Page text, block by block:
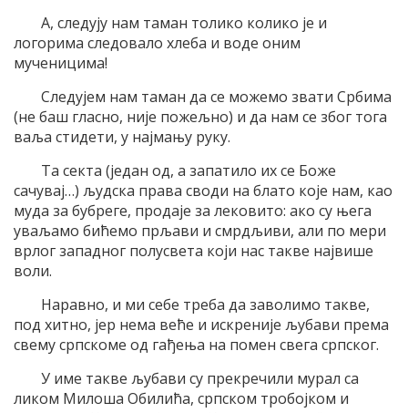
А, следују нам таман толико колико је и
логорима следовало хлеба и воде оним
мученицима!
Следујем нам таман да се можемо звати Србима
(не баш гласно, није пожељно) и да нам се због тога
ваља стидети, у најмању руку.
Та секта (један од, а запатило их се Боже
сачувај…) људска права своди на блато које нам, као
муда за бубреге, продаје за лековито: ако су њега
уваљамо бићемо прљави и смрдљиви, али по мери
врлог западног полусвета који нас такве највише
воли.
Наравно, и ми себе треба да заволимо такве,
под хитно, јер нема веће и искреније љубави према
свему српскоме од гађења на помен свега српског.
У име такве љубави су прекречили мурал са
ликом Милоша Обилића, српском тробојком и